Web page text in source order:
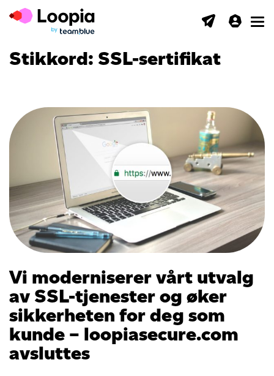
Stikkord: SSL-sertifikat
Vi moderniserer vårt utvalg
av SSL-tjenester og øker
sikkerheten for deg som
kunde – loopiasecure.com
avsluttes